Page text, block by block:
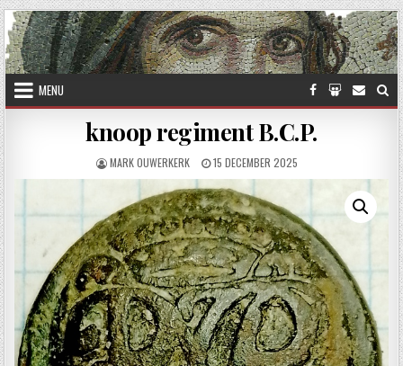
Skip to content
MENU
knoop regiment B.C.P.
AUTHOR:
MARK OUWERKERK PUBLISHED DATE:
15 DECEMBER 2025